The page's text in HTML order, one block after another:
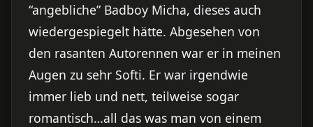
“angebliche” Badboy Micha, dieses auch
wiedergespiegelt hätte. Abgesehen von
den rasanten Autorennen war er in meinen
Augen zu sehr Softi. Er war irgendwie
immer lieb und nett, teilweise sogar
romantisch…all das was man von einem